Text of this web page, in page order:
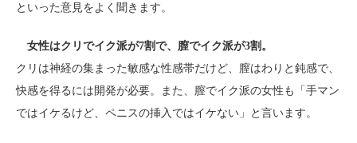
といった意見をよく聞きます。
女性はクリでイク派が7割で、膣でイク派が3割。
クリは神経の集まった敏感な性感帯だけど、膣はわりと鈍感で、
快感を得るには開発が必要。また、膣でイク派の女性も「手マン
ではイケるけど、ペニスの挿入ではイケない」と言います。